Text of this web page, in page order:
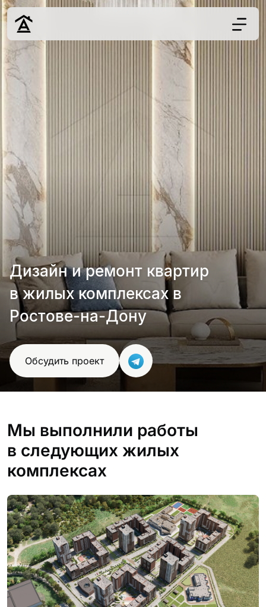
Дизайн
Ремонт
Наши работы
О нас
Контакты
8 (863) 221-10-
Обсудить проект
Дизайн и ремонт квартир
в жилых комплексах в
Ростове-на-Дону
Обсудить проект
Мы выполнили работы
в следующих жилых
комплексах